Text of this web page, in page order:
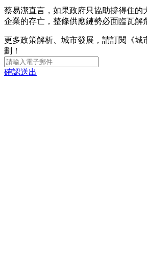
蔡易潔直言，如果政府只協助撐得住的
企業的存亡，整條供應鏈勢必面臨瓦解
更多政策解析、城市發展，請訂閱《城
劃！
確認送出